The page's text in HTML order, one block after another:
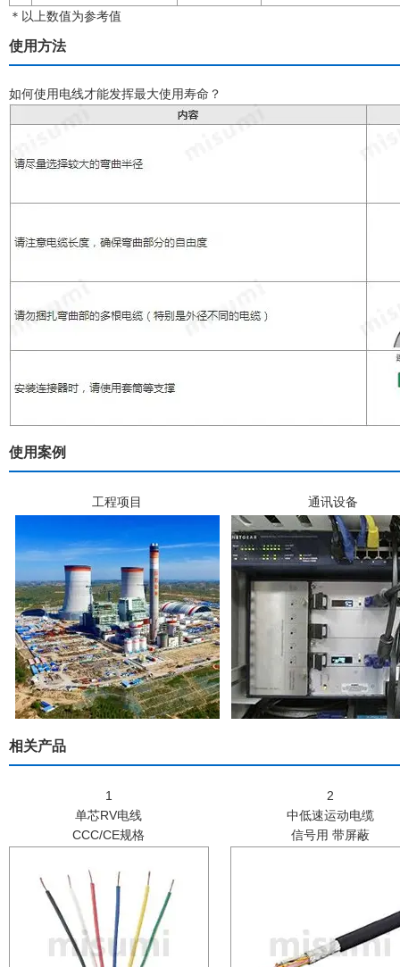
＊以上数值为参考值
使用方法
如何使用电线才能发挥最大使用寿命？
使用案例
工程项目 通讯设备
相关产品
1
单芯RV电线
CCC/CE规格
2
中低速运动电缆
信号用 带屏蔽